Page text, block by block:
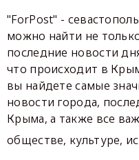
"ForPost" -
можно найти не
последние новости
что происходит в
вы найдете самые
новости города,
Крыма, а также все
обществе, культуре,